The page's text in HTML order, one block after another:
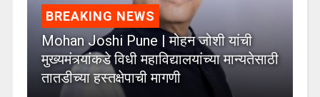
BREAKING NEWS
Mohan Joshi Pune | मोहन जोशी यांची
मुख्यमंत्र्यांकडे विधी महाविद्यालयांच्या मान्यतेसाठी
तातडीच्या हस्तक्षेपाची मागणी